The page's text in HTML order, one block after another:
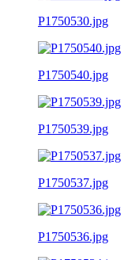
P1750530.jpg
P1750540.jpg
P1750539.jpg
P1750537.jpg
P1750536.jpg